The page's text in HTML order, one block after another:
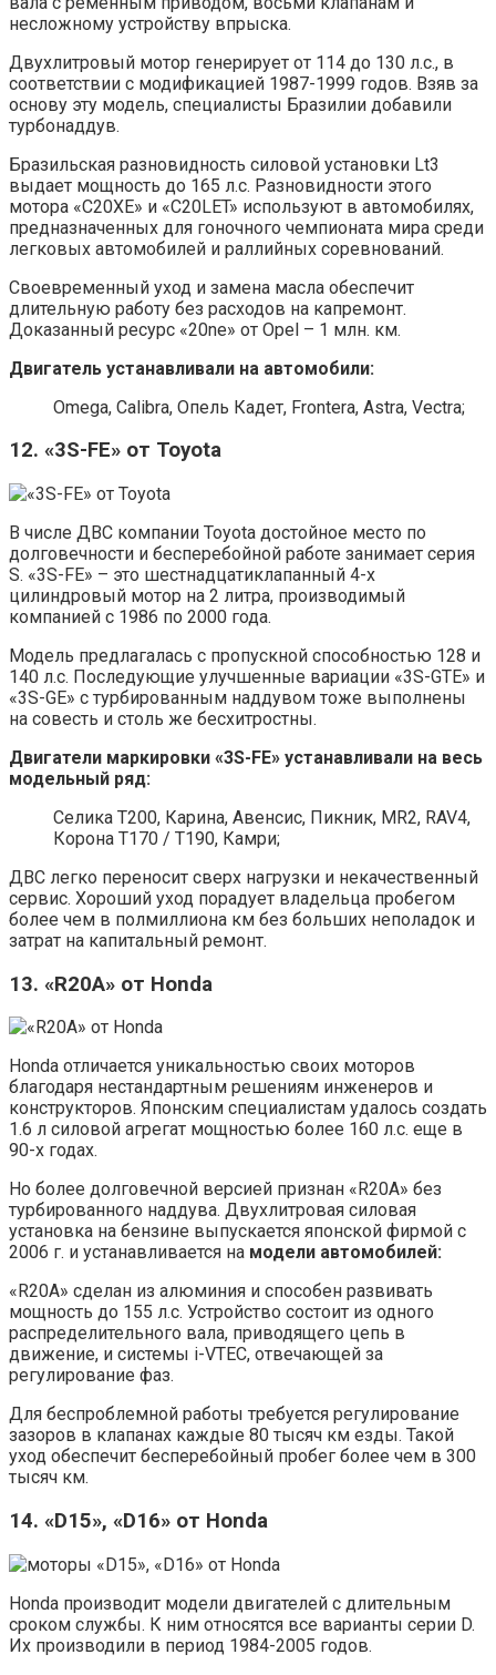
несложному устройству впрыска.
Двухлитровый мотор генерирует от 114 до 130 л.с., в
соответствии с модификацией 1987-1999 годов. Взяв за
основу эту модель, специалисты Бразилии добавили
турбонаддув.
Бразильская разновидность силовой установки Lt3
выдает мощность до 165 л.с. Разновидности этого
мотора «C20XE» и «C20LET» используют в автомобилях,
предназначенных для гоночного чемпионата мира среди
легковых автомобилей и раллийных соревнований.
Своевременный уход и замена масла обеспечит
длительную работу без расходов на капремонт.
Доказанный ресурс «20ne» от Opel – 1 млн. км.
Двигатель устанавливали на автомобили:
Omega, Calibra, Опель Кадет, Frontera, Astra, Vectra;
12. «3S-FE» от Toyota
В числе ДВС компании Toyota достойное место по
долговечности и бесперебойной работе занимает серия
S. «3S-FE» – это шестнадцатиклапанный 4-х
цилиндровый мотор на 2 литра, производимый
компанией с 1986 по 2000 года.
Модель предлагалась с пропускной способностью 128 и
140 л.с. Последующие улучшенные вариации «3S-GTE» и
«3S-GE» с турбированным наддувом тоже выполнены
на совесть и столь же бесхитростны.
Двигатели маркировки «3S-FE» устанавливали на весь
модельный ряд:
Селика T200, Карина, Авенсис, Пикник, MR2, RAV4,
Корона T170 / T190, Камри;
ДВС легко переносит сверх нагрузки и некачественный
сервис. Хороший уход порадует владельца пробегом
более чем в полмиллиона км без больших неполадок и
затрат на капитальный ремонт.
13. «R20A» от Honda
Honda отличается уникальностью своих моторов
благодаря нестандартным решениям инженеров и
конструкторов. Японским специалистам удалось создать
1.6 л силовой агрегат мощностью более 160 л.с. еще в
90-х годах.
Но более долговечной версией признан «R20A» без
турбированного наддува. Двухлитровая силовая
установка на бензине выпускается японской фирмой с
2006 г. и устанавливается на модели автомобилей:
«R20A» сделан из алюминия и способен развивать
мощность до 155 л.с. Устройство состоит из одного
распределительного вала, приводящего цепь в
движение, и системы i-VTEC, отвечающей за
регулирование фаз.
Для беспроблемной работы требуется регулирование
зазоров в клапанах каждые 80 тысяч км езды. Такой
уход обеспечит бесперебойный пробег более чем в 300
тысяч км.
14. «D15», «D16» от Honda
Honda производит модели двигателей с длительным
сроком службы. К ним относятся все варианты серии D.
Их производили в период 1984-2005 годов.